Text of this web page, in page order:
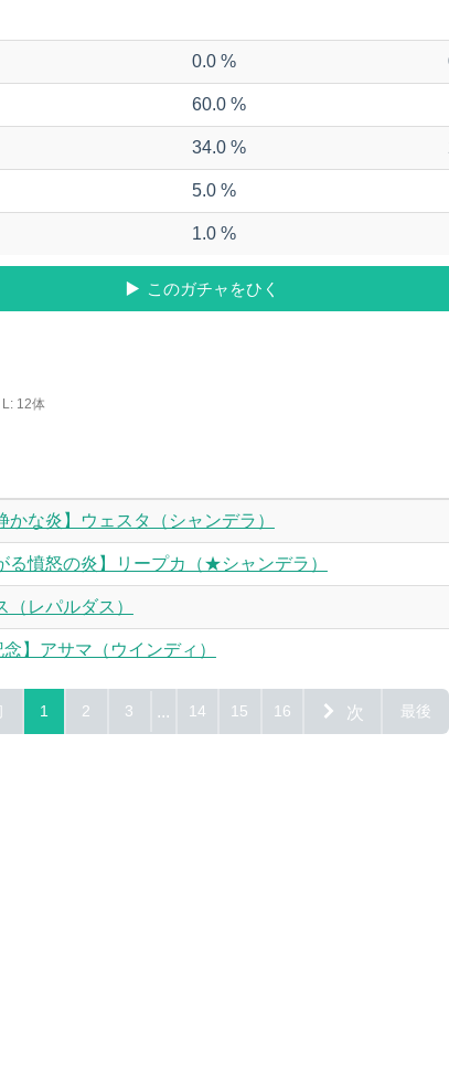
0.0 %
60.0 %
34.0 %
5.0 %
1.0 %
このガチャをひく
L: 12体
かな炎】ウェスタ（シャンデラ）
る憤怒の炎】リープカ（★シャンデラ）
（レパルダス）
念】アサマ（ウインディ）
1 2 3 ... 14 15 16 次 最後